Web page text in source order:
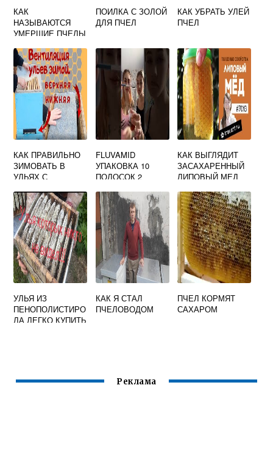
КАК
НАЗЫВАЮТСЯ
УМЕРШИЕ ПЧЕЛЫ
ПОИЛКА С ЗОЛОЙ
ДЛЯ ПЧЕЛ
КАК УБРАТЬ УЛЕЙ
ПЧЕЛ
КАК ПРАВИЛЬНО
ЗИМОВАТЬ В
УЛЬЯХ С
FLUVAMID
УПАКОВКА 10
ПОЛОСОК 2
УЛЕЙ
КАК ВЫГЛЯДИТ
ЗАСАХАРЕННЫЙ
ЛИПОВЫЙ МЕД
УЛЬЯ ИЗ
ПЕНОПОЛИСТИРО
ЛА ЛЕГКО КУПИТЬ
КАК Я СТАЛ
ПЧЕЛОВОДОМ
ПЧЕЛ КОРМЯТ
САХАРОМ
Реклама